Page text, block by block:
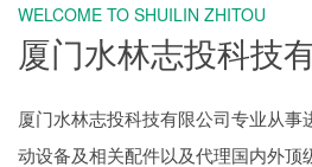
WELCOME TO SHUILIN ZHITOU
厦门水林志投科技
厦门水林志投科技有限公司专业从事
动设备及相关配件以及代理国内外顶